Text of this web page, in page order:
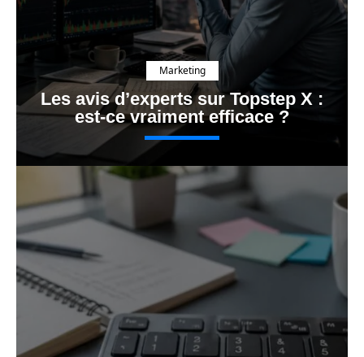
Marketing
Les avis d’experts sur Topstep X :
est-ce vraiment efficace ?